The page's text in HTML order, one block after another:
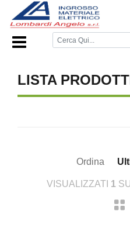
Home Page//
LISTA
Ordina
VISUALIZZATI 1